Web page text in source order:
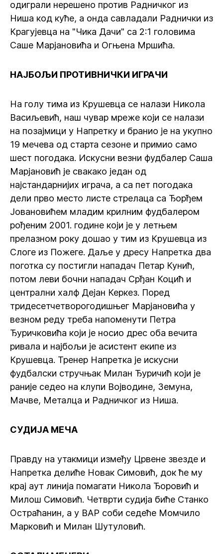
одиграли нерешено против Радничког из
Ниша код куће, а онда савладали Раднички из
Крагујевца на "Чика Дачи" са 2:1 головима
Саше Марјановића и Огњена Мршића.
НАЈБОЉИ ПРОТИВНИЧКИ ИГРАЧИ
На голу тима из Крушевца се налази Никола
Васиљевић, наш чувар мреже који се налази
на позајмици у Напретку и бранио је на укупно
19 мечева од старта сезоне и примио само
шест погодака. Искусни везни фудбалер Саша
Марјановић је свакако један од
најстандарнијих играча, а са пет погодака
дели прво место листе стрелаца са Ђорђем
Јовановићем младим крилним фудбалером
рођеним 2001. године који је у летњем
прелазном року дошао у тим из Крушевца из
Слоге из Пожеге. Даље у дресу Напретка два
поготка су постигли нападач Петар Кунић,
потом леви бочни нападач Срђан Коцић и
централни халф Дејан Керкез. Поред
тридесетчетворогодишњег Марјановића у
везном реду треба напоменути Петра
Ђуричковића који је носио дрес оба вечита
ривала и најбољи је асистент екипе из
Крушевца. Тренер Напретка је искусни
фудбалски стручњак Милан Ђуричић који је
раније седео на клупи Војводине, Земуна,
Мачве, Металца и Радничког из Ниша.
СУДИЈА МЕЧА
Правду на утакмици између Црвене звезде и
Напретка делиће Новак Симовић, док ће му
крај аут линија помагати Никола Ђоровић и
Милош Симовић. Четврти судија биће Станко
Остраћанин, а у ВАР соби седеће Момчило
Марковић и Милан Шутуловић.